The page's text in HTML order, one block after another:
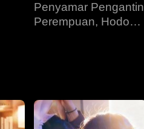
Penyamar Pengantin
Perempuan, Hodoh